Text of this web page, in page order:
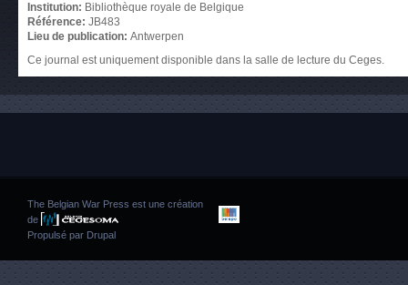
Institution: Bibliothèque royale de Belgique
Référence: JB483
Lieu de publication: Antwerpen
Ce journal est uniquement disponible dans la salle de lecture du Ceges.
The Belgian War Press est une création
de
Propulsé par Drupal